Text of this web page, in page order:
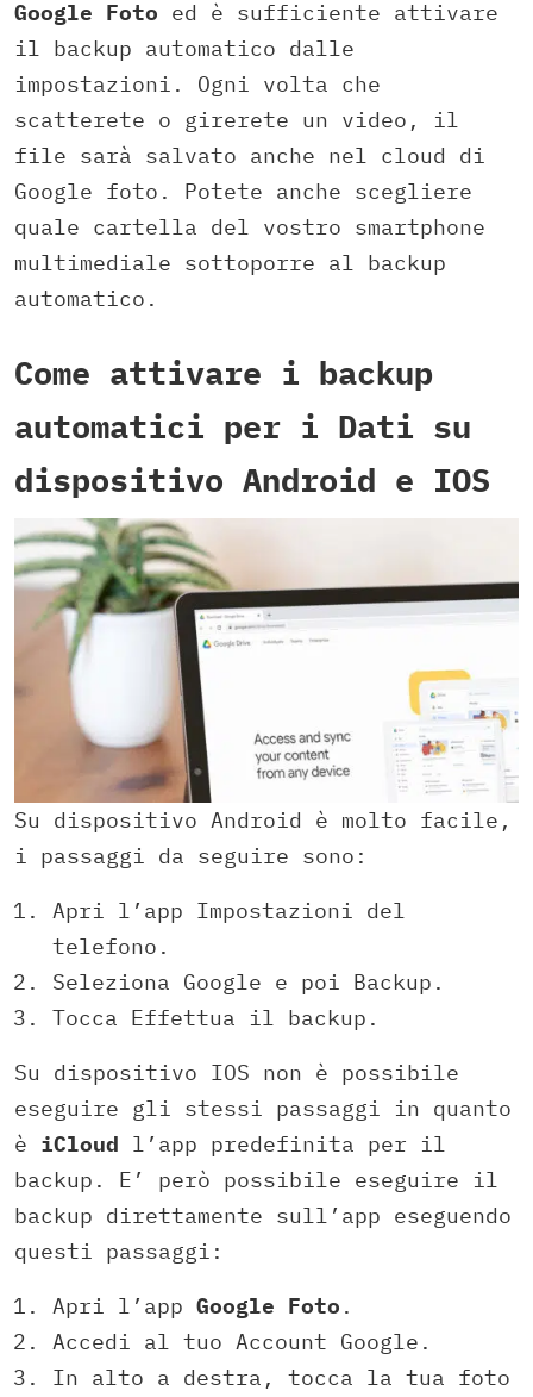
Google Foto ed è sufficiente attivare
il backup automatico dalle
impostazioni. Ogni volta che
scatterete o girerete un video, il
file sarà salvato anche nel cloud di
Google foto. Potete anche scegliere
quale cartella del vostro smartphone
multimediale sottoporre al backup
automatico.
Come attivare i backup
automatici per i Dati su
dispositivo Android e IOS
Su dispositivo Android è molto facile,
i passaggi da seguire sono:
Apri l’app Impostazioni del
telefono.
Seleziona Google e poi Backup.
Tocca Effettua il backup.
Su dispositivo IOS non è possibile
eseguire gli stessi passaggi in quanto
è iCloud l’app predefinita per il
backup. E’ però possibile eseguire il
backup direttamente sull’app eseguendo
questi passaggi:
Apri l’app Google Foto .
Accedi al tuo Account Google.
In alto a destra, tocca la tua foto